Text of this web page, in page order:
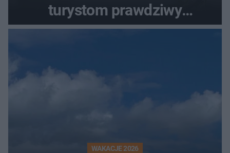
turystom prawdziwy
rollercoaster
WAKACJE 2026